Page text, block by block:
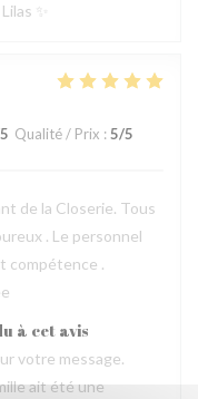
✨
Qualité / Prix : 5/5
de la Closerie. Tous
. Le personnel
compétence .
à cet avis
votre message.
ait été une